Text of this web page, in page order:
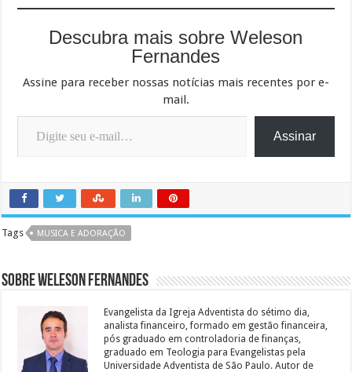
Descubra mais sobre Weleson
Fernandes
Assine para receber nossas notícias mais recentes por e-
mail.
Digite seu e-mail…
Assinar
Tags MUSICA E ADORAÇÃO
Sobre Weleson Fernandes
Evangelista da Igreja Adventista do sétimo dia,
analista financeiro, formado em gestão financeira,
pós graduado em controladoria de finanças,
graduado em Teologia para Evangelistas pela
Universidade Adventista de São Paulo. Autor de